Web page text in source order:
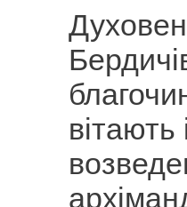
вітають